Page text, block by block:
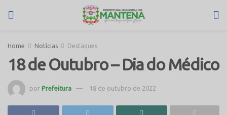
Home Notícias Destaques
18 de Outubro – Dia do Médico
por Prefeitura 18 de outubro de 2022